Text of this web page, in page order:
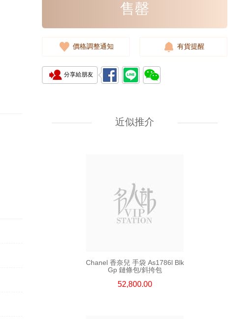
售罄
價格調整通知 有貨提醒
分享給朋友
近似推介
55,800.00
Chanel 香奈兒 手袋 As1786l Blk
Gp 鏈條包/斜挎包
52,800.00